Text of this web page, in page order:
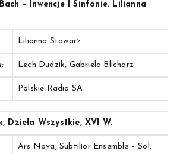
– Inwencje I Sinfonie. Lilianna
Lilianna Stawarz
Lech Dudzik, Gabriela Blicharz
Polskie Radio SA
Dzieła Wszystkie, XVI W.
Ars Nova, Subtilior Ensemble – Sol.